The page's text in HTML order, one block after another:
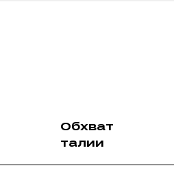
Обхват
талии